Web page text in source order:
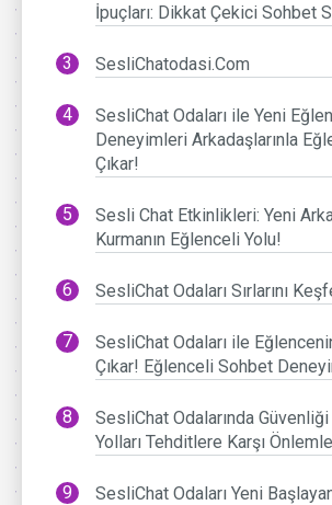
İpuçları: Dikkat Çekici Sohbet
SesliChatodasi.Com
SesliChat Odaları ile Yeni
Deneyimleri Arkadaşlarınla
Çıkar!
Sesli Chat Etkinlikleri: Yeni
Kurmanın Eğlenceli Yolu!
SesliChat Odaları Sırlarını
SesliChat Odaları ile
Çıkar! Eğlenceli Sohbet
SesliChat Odalarında Güvenliği
Yolları Tehditlere Karşı
SesliChat Odaları Yeni